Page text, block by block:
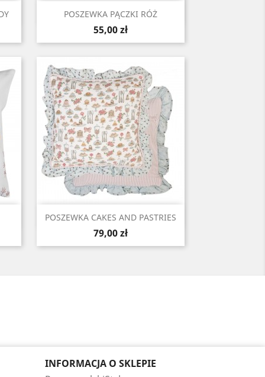
POSZEWKA PĄCZKI RÓŻ
Cena
55,00 zł
Szybki podgląd
POSZEWKA CAKES AND PASTRIES
Cena
79,00 zł
Szybki podgląd
INFORMACJA O SKLEPIE